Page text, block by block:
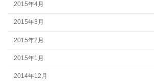
2015年4月
2015年3月
2015年2月
2015年1月
2014年12月